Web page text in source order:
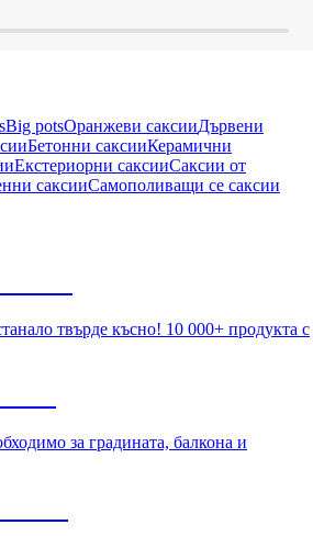
Big potsОранжеви саксииДървени
Бетонни саксииКерамични
Екстериорни саксииСаксии от
саксииСамополиващи се саксии
твърде късно! 10 000+ продукта с
за градината, балкона и